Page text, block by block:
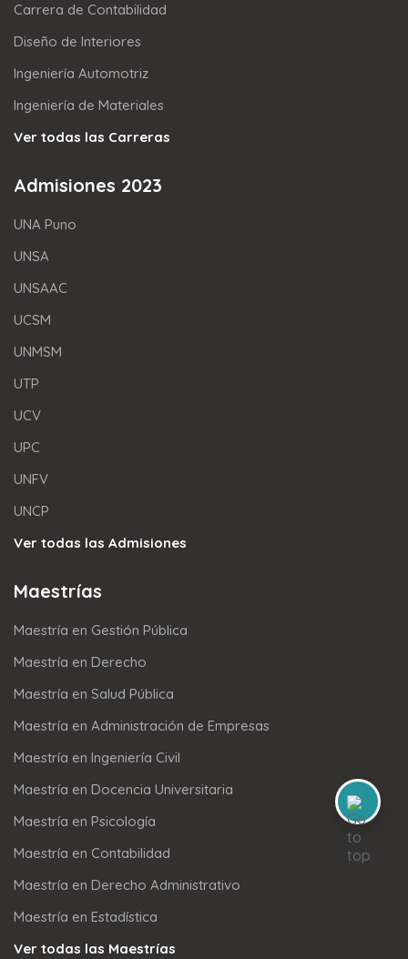
Carrera de Contabilidad
Diseño de Interiores
Ingeniería Automotriz
Ingeniería de Materiales
Ver todas las Carreras
Admisiones 2023
UNA Puno
UNSA
UNSAAC
UCSM
UNMSM
UTP
UCV
UPC
UNFV
UNCP
Ver todas las Admisiones
Maestrías
Maestría en Gestión Pública
Maestría en Derecho
Maestría en Salud Pública
Maestría en Administración de Empresas
Maestría en Ingeniería Civil
Maestría en Docencia Universitaria
Maestría en Psicología
Maestría en Contabilidad
Maestría en Derecho Administrativo
Maestría en Estadística
Ver todas las Maestrías